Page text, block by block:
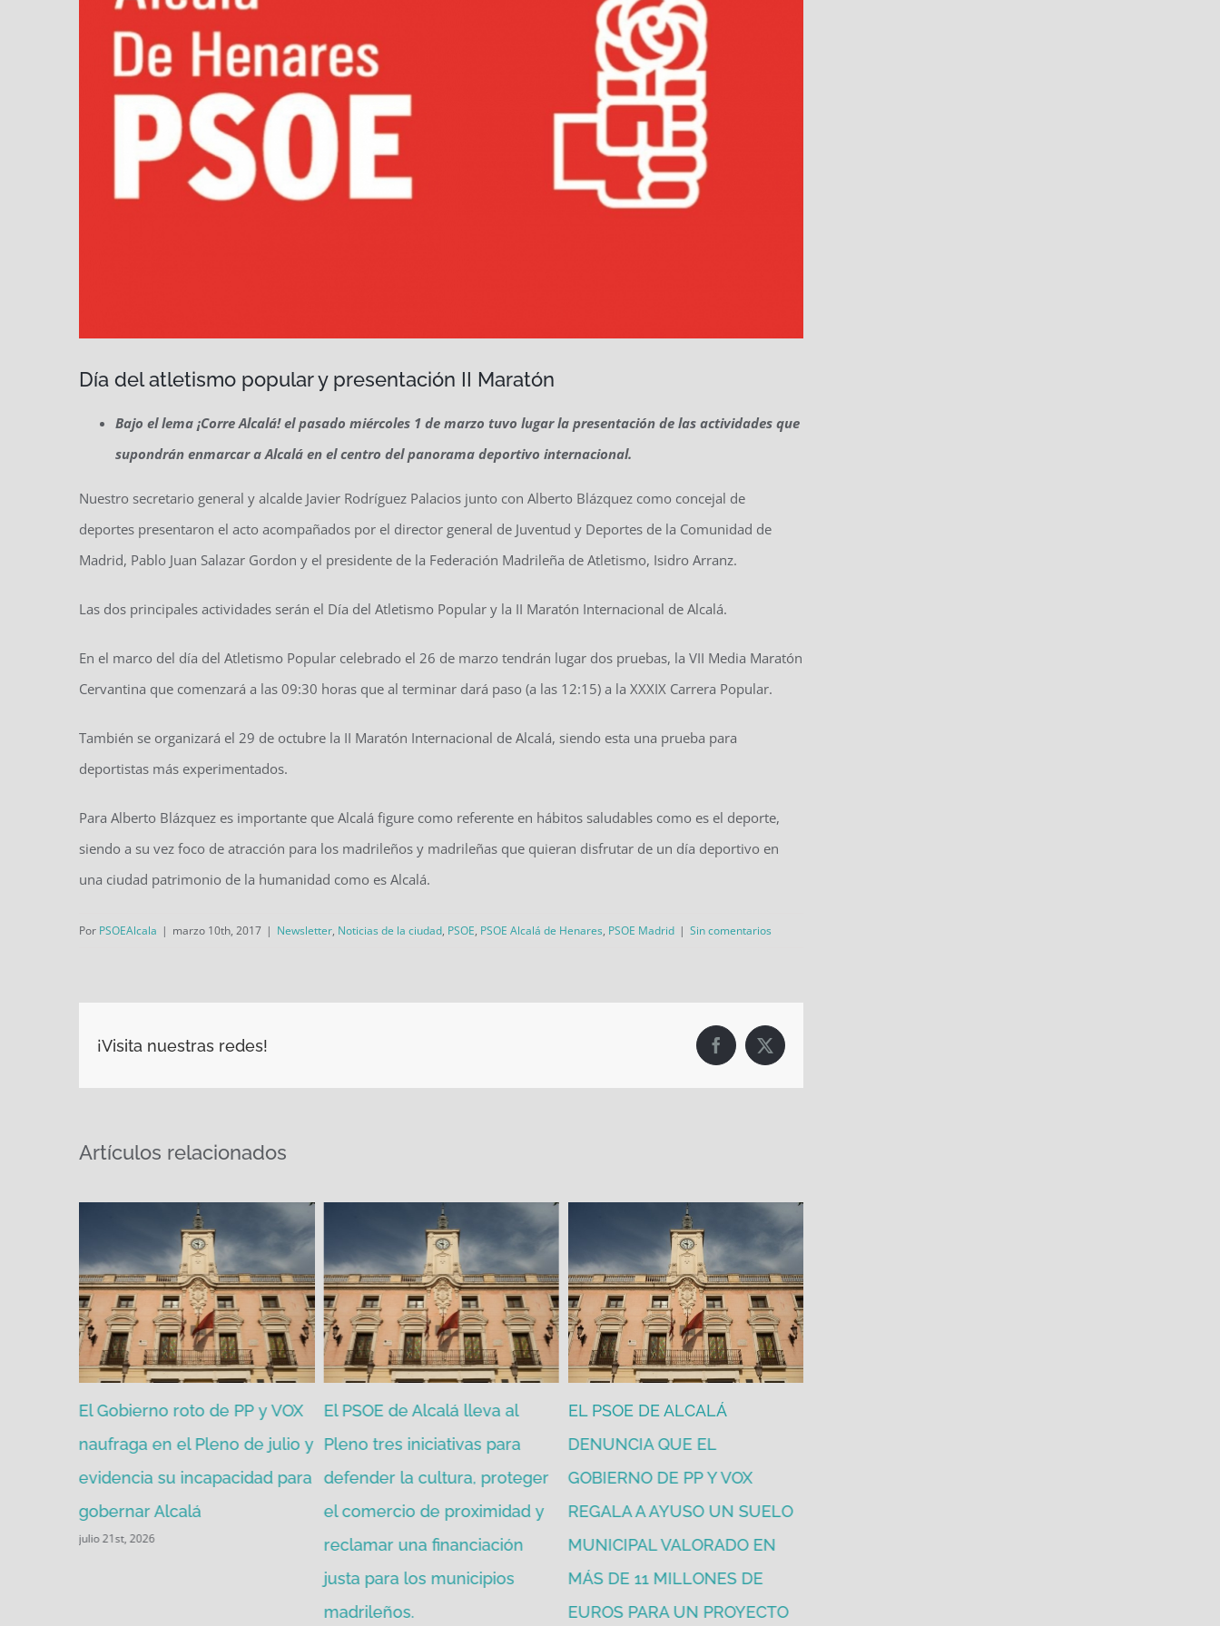
Día del atletismo popular y presentación II Maratón
Bajo el lema ¡Corre Alcalá! el pasado miércoles 1 de marzo tuvo lugar la presentación de las actividades que
supondrán enmarcar a Alcalá en el centro del panorama deportivo internacional.
Nuestro secretario general y alcalde Javier Rodríguez Palacios junto con Alberto Blázquez como concejal de
deportes presentaron el acto acompañados por el director general de Juventud y Deportes de la Comunidad de
Madrid, Pablo Juan Salazar Gordon y el presidente de la Federación Madrileña de Atletismo, Isidro Arranz.
Las dos principales actividades serán el Día del Atletismo Popular y la II Maratón Internacional de Alcalá.
En el marco del día del Atletismo Popular celebrado el 26 de marzo tendrán lugar dos pruebas, la VII Media Maratón
Cervantina que comenzará a las 09:30 horas que al terminar dará paso (a las 12:15) a la XXXIX Carrera Popular.
También se organizará el 29 de octubre la II Maratón Internacional de Alcalá, siendo esta una prueba para
deportistas más experimentados.
Para Alberto Blázquez es importante que Alcalá figure como referente en hábitos saludables como es el deporte,
siendo a su vez foco de atracción para los madrileños y madrileñas que quieran disfrutar de un día deportivo en
una ciudad patrimonio de la humanidad como es Alcalá.
Por PSOEAlcala | marzo 10th, 2017 | Newsletter, Noticias de la ciudad, PSOE, PSOE Alcalá de Henares, PSOE Madrid | Sin comentarios
¡Visita nuestras redes! Facebook
X
Artículos relacionados
El Gobierno roto de PP y VOX
naufraga en el Pleno de julio y
evidencia su incapacidad para
gobernar Alcalá
julio 21st, 2026
El PSOE de Alcalá lleva al
Pleno tres iniciativas para
defender la cultura, proteger
el comercio de proximidad y
reclamar una financiación
justa para los municipios
madrileños.
EL PSOE DE ALCALÁ
DENUNCIA QUE EL
GOBIERNO DE PP Y VOX
REGALA A AYUSO UN SUELO
MUNICIPAL VALORADO EN
MÁS DE 11 MILLONES DE
EUROS PARA UN PROYECTO